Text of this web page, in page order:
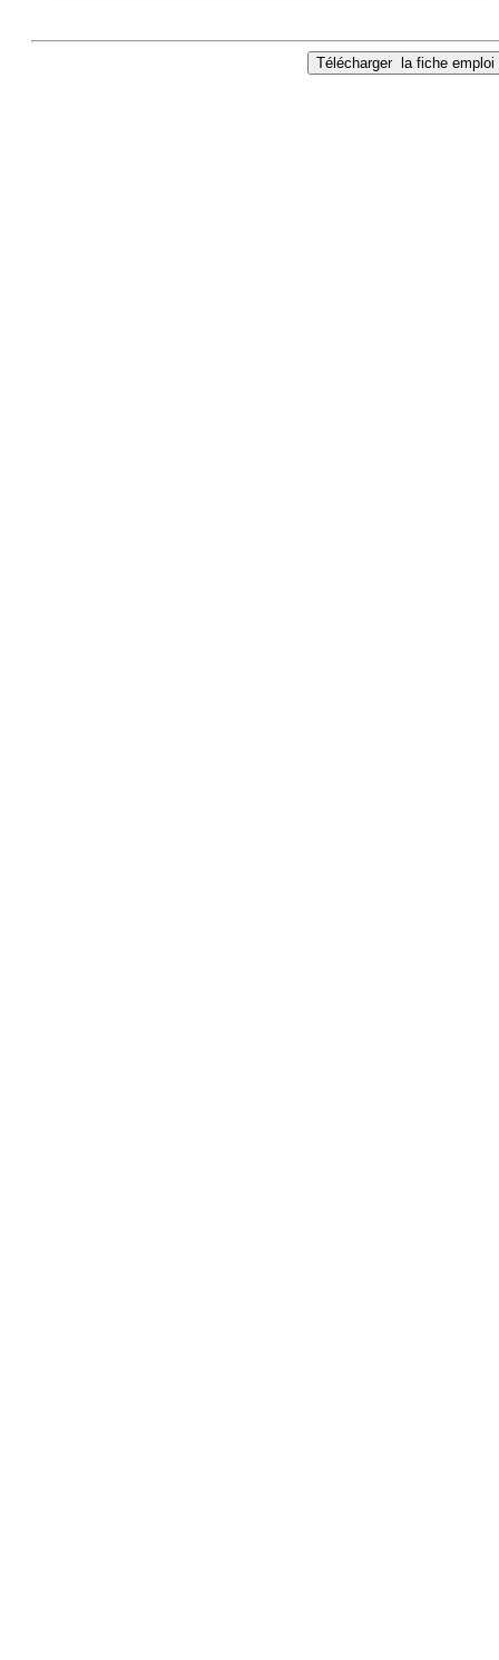
Télécharger la fiche emploi